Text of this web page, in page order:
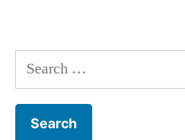
Search
for: